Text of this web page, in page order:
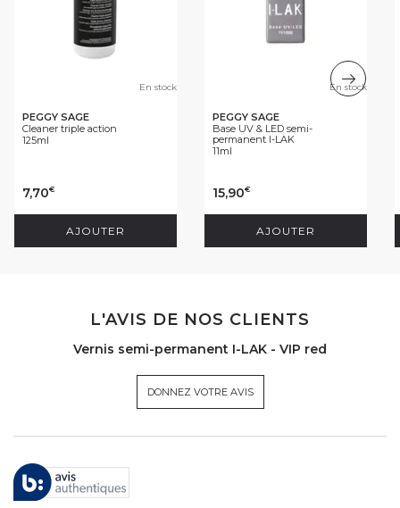
En stock
PEGGY SAGE
Cleaner triple action
125ml
7,70€
AJOUTER
En stock
PEGGY SAGE
Base UV & LED semi-
permanent I-LAK
11ml
15,90€
AJOUTER
L'AVIS DE NOS CLIENTS
Vernis semi-permanent I-LAK - VIP red
DONNEZ VOTRE AVIS